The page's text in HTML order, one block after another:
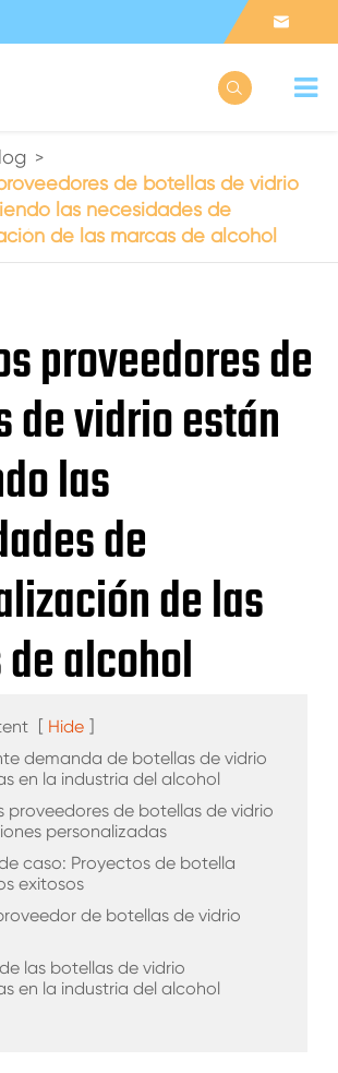


de botellas de vidrio
las necesidades de
de las marcas de alcohol
proveedores de
de vidrio están
las
de
de las
alcohol
[ Hide ]
demanda de botellas de vidrio
en la industria del alcohol
proveedores de botellas de vidrio
personalizadas
caso: Proyectos de botella
exitosos
de botellas de vidrio
las botellas de vidrio
en la industria del alcohol